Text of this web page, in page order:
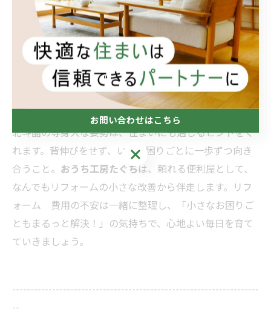
「小さなお困りごともまるっと解決！」。暮らしの負担
を減らし、日々の安心を積み重ねるお手伝いを目指しま
す。
4. おわりに：暮らしを支える小さな一
歩
北斗晶の等身大な姿勢は、住まいにも通じるヒントをく
れます。背伸びをせず、いまの困りごとに一歩ずつ向き
合うこと。 おうち工房たぐちは、頼れる便利屋として、
なんでもリフォームの小さな改善から伴走します。リフ
ォーム 費用の不安は一緒に整理し、「小さなお困りご
ともまるっと解決！」の気持ちで、心地よい毎日を育て
ていきましょう。
--------------------------------------------------------------------
--
お問い合わせはこちら
お問い合わせはこちら